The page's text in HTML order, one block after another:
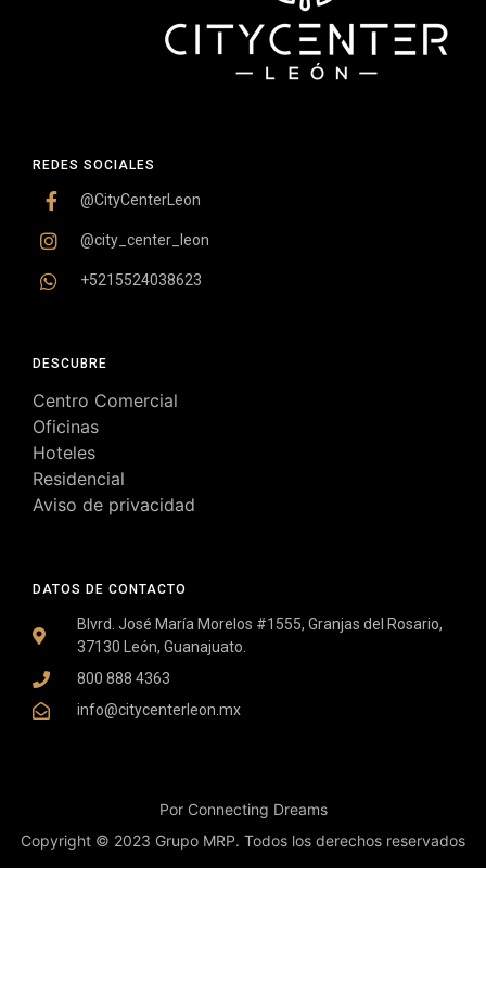
DATOS DE CONTACTO
Blvrd. José María Morelos #1555, Granjas del Rosario,
37130 León, Guanajuato.
800 888 4363
info@citycenterleon.mx
DESCUBRE
Centro Comercial
Oficinas
Hoteles
Residencial
Aviso de privacidad
REDES SOCIALES
@CityCenterLeon
@city_center_leon
+5215524038623
Por Connecting Dreams
Copyright © 2023 Grupo MRP. Todos los derechos reservados